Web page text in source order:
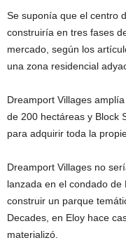
Se suponía que el centro
construiría en tres fases
mercado, según los
una zona residencial
Dreamport Villages
de 200 hectáreas y Block
para adquirir toda la
Dreamport Villages no
lanzada en el condado
construir un parque
Decades, en Eloy hace
materializó.